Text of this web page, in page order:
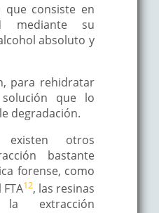
que consiste en
mediante su
absoluto y
para rehidratar
que lo
degradación.
existen otros
bastante
forense, como
12, las resinas
extracción